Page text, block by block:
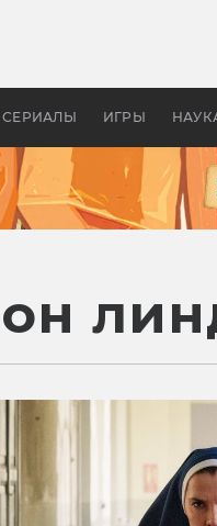
СЕРИАЛЫ ИГРЫ